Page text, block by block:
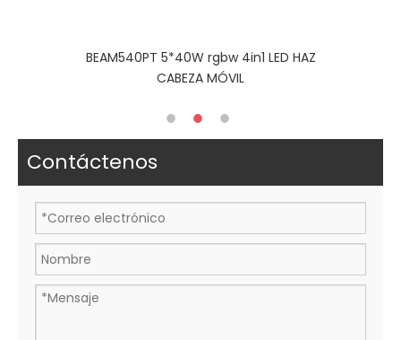
5*40W rgbw 4in1 LED HAZ
ADA80S 80w LED
Contáctenos